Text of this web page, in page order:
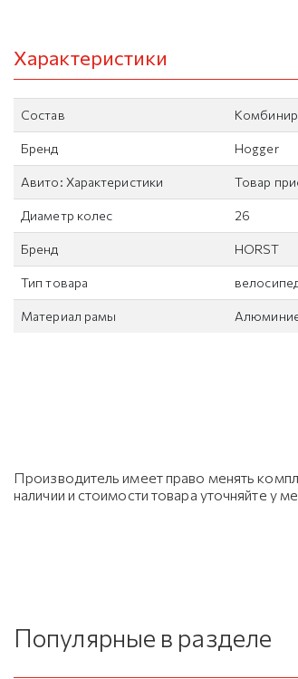
Характеристики
Состав
Бренд Hogger
Авито: Характеристики Товар
Диаметр колес 26
Бренд HORST
Тип товара
Материал рамы
Производитель имеет право менять
наличии и стоимости товара уточняйте
Популярные в разделе